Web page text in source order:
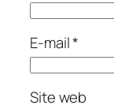
E-mail*
Site web